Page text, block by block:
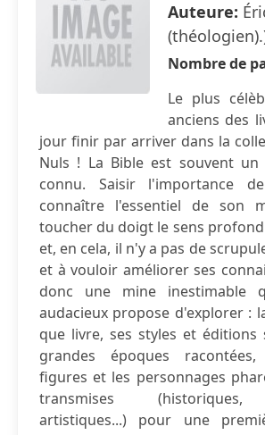
Auteure:
Nombre de
Le plus
anciens des
jour finir par arriver dans la
Nuls ! La Bible est souvent
connu. Saisir l'importance
connaître l'essentiel de son
toucher du doigt le sens
et, en cela, il n'y a pas de
et à vouloir améliorer ses
donc une mine inestimable
audacieux propose d'explorer :
que livre, ses styles et éditions
grandes époques
figures et les personnages
transmises (historiques,
artistiques...) pour une